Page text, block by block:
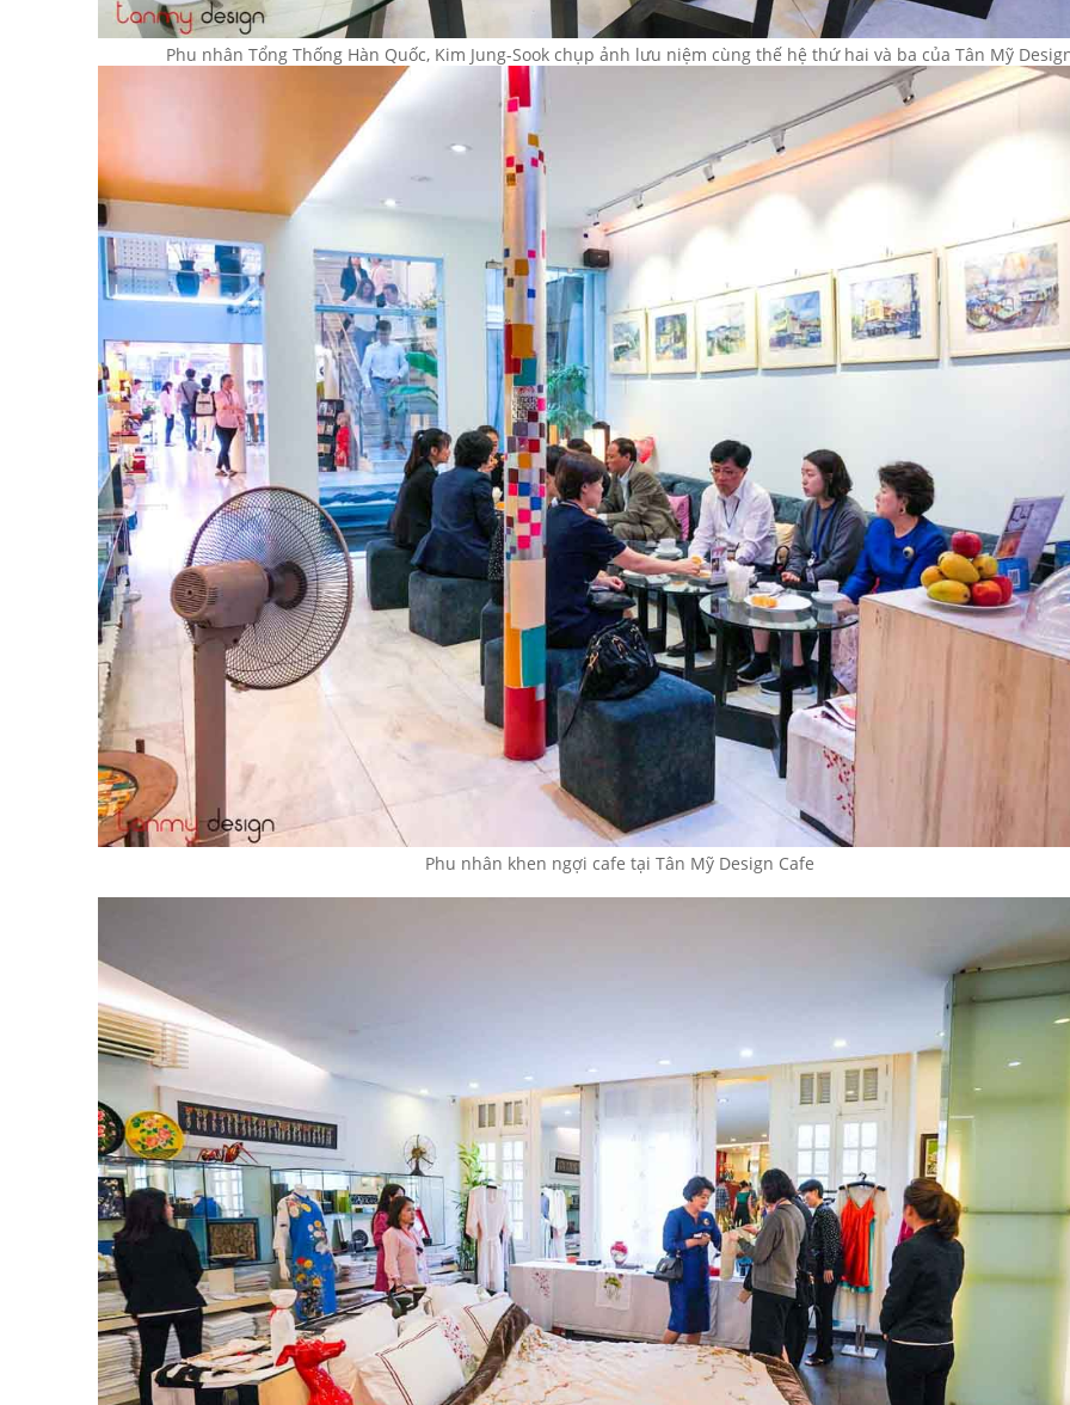
Phu nhân Tổng Thống Hàn Quốc, Kim Jung-Sook chụp ảnh lưu niệm cùng thế hệ thứ hai và ba của Tân Mỹ
Phu nhân khen ngợi cafe tại Tân Mỹ Design Cafe